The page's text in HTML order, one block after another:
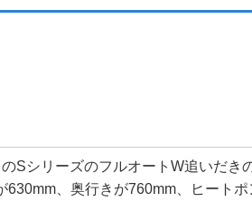
SシリーズのフルオートW追いだき
、奥行きが760mm、ヒート